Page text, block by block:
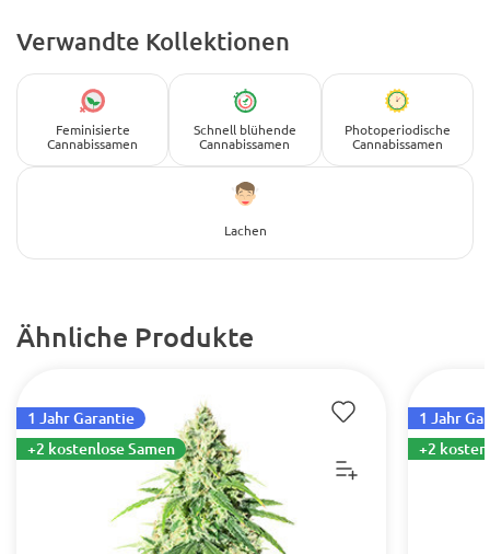
Verwandte Kollektionen
Feminisierte
Cannabissamen
Schnell blühende
Cannabissamen
Photoperiodische
Cannabissamen
Lachen
Ähnliche Produkte
1 Jahr Garantie
+2 kostenlose Samen
1 Jahr
+2